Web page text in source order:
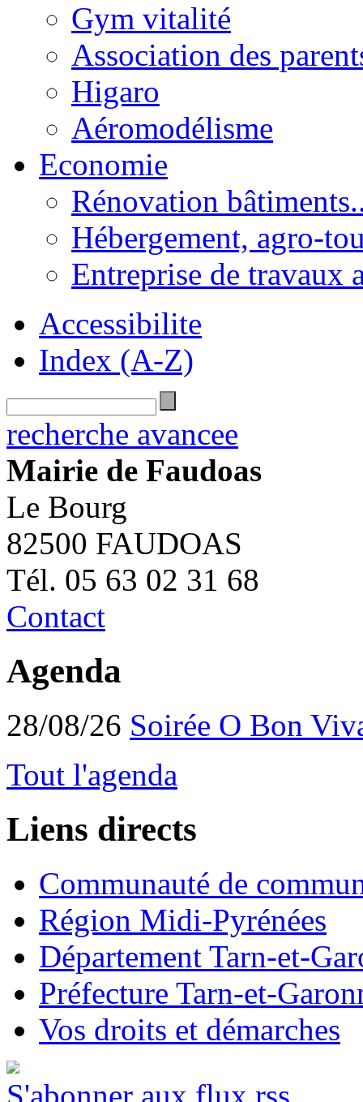
Gym vitalité
Association des
Higaro
Aéromodélisme
Economie
Rénovation
Hébergement, agro-
Entreprise de travaux
Accessibilite
Index (A-Z)
recherche avancee
Mairie de Faudoas
Le Bourg
82500 FAUDOAS
Tél. 05 63 02 31 68
Contact
Agenda
28/08/26 Soirée O Bon
Tout l'agenda
Liens directs
Communauté de
Région Midi-Pyrénées
Département Tarn-et-
Préfecture Tarn-et-
Vos droits et démarches